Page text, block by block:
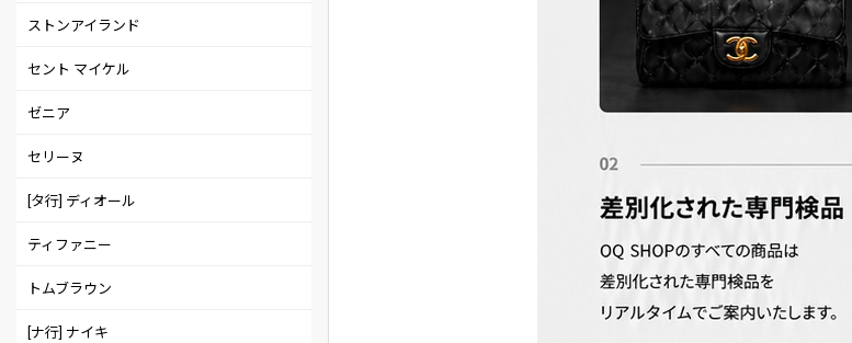
ストンアイランド
セント マイケル
ゼニア
セリーヌ
[タ行] ディオール
ティファニー
トムブラウン
[ナ行] ナイキ